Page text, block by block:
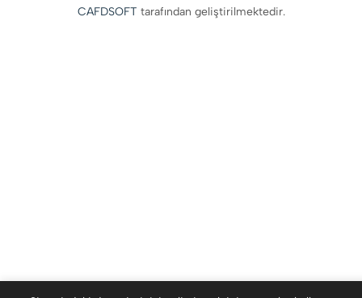
CAFDSOFT tarafından geliştirilmektedir.